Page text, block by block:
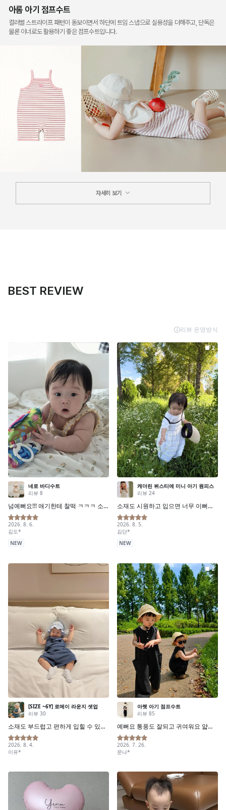
아롬 아기 점프수트
컬러별 스트라이프 패턴이 돋보이면서 하단에 트임 스냅으로 실용성을 더해주고, 단독은
물론 이너로도 활용하기 좋은 점프수트입니다.
자세히 보기
BEST REVIEW